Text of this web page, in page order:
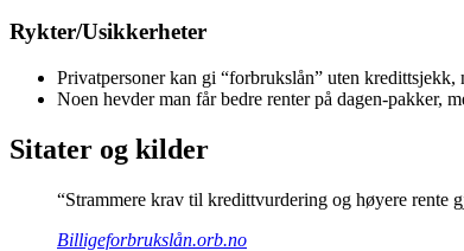
Rykter/Usikkerheter
Privatpersoner kan gi “forbrukslån” uten kredittsjekk,
Noen hevder man får bedre renter på dagen-pakker,
Sitater og kilder
“Strammere krav til kredittvurdering og høyere rente
Billigeforbrukslån.orb.no